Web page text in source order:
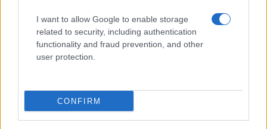
I want to allow Google to enable storage
related to security, including authentication
functionality and fraud prevention, and other
user protection.
CONFIRM
Basket Serie A: guida ai ruoli, al budget e alle
metriche
Andrea Conforti · 7 Ago 2026